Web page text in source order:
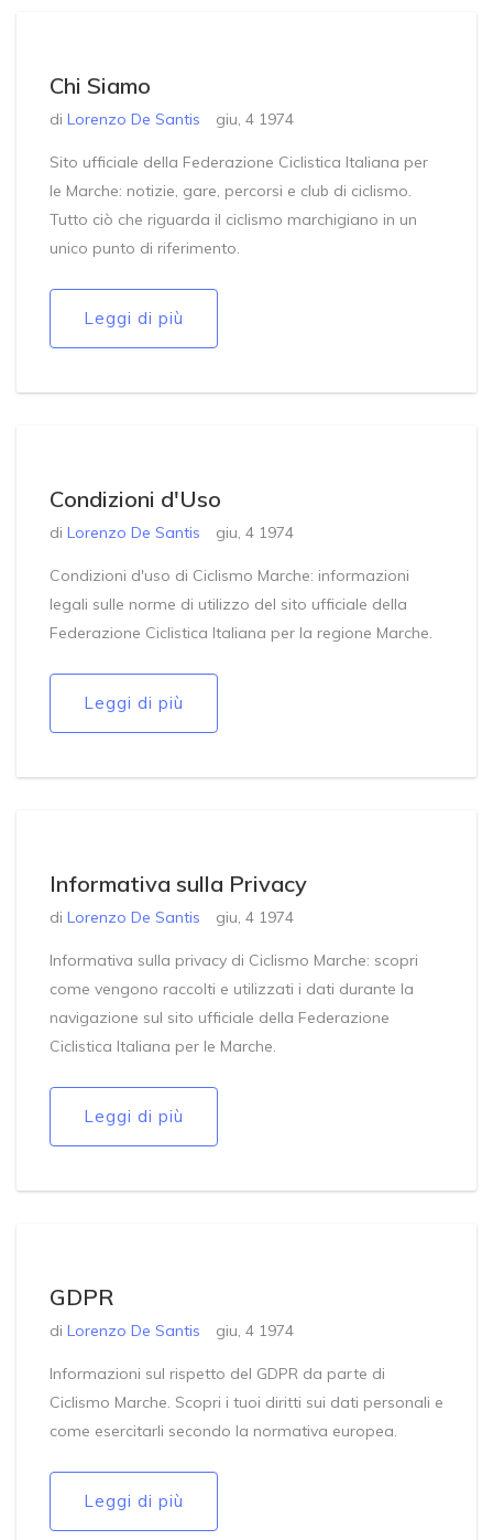
Chi Siamo
di Lorenzo De Santis giu, 4 1974
Sito ufficiale della Federazione Ciclistica Italiana per
le Marche: notizie, gare, percorsi e club di ciclismo.
Tutto ciò che riguarda il ciclismo marchigiano in un
unico punto di riferimento.
Leggi di più
Condizioni d'Uso
di Lorenzo De Santis giu, 4 1974
Condizioni d'uso di Ciclismo Marche: informazioni
legali sulle norme di utilizzo del sito ufficiale della
Federazione Ciclistica Italiana per la regione Marche.
Leggi di più
Informativa sulla Privacy
di Lorenzo De Santis giu, 4 1974
Informativa sulla privacy di Ciclismo Marche: scopri
come vengono raccolti e utilizzati i dati durante la
navigazione sul sito ufficiale della Federazione
Ciclistica Italiana per le Marche.
Leggi di più
GDPR
di Lorenzo De Santis giu, 4 1974
Informazioni sul rispetto del GDPR da parte di
Ciclismo Marche. Scopri i tuoi diritti sui dati personali e
come esercitarli secondo la normativa europea.
Leggi di più